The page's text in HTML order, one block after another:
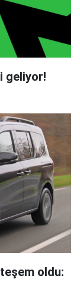
geliyor!
oldu: